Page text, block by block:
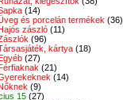
(14)
és porcelán termékek (36)
zászló (11)
(96)
kártya (18)
(27)
(21)
(14)
(9)
15 (27)